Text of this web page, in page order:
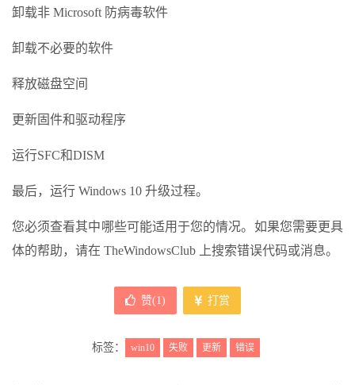
卸载非 Microsoft 防病毒软件
卸载不必要的软件
释放磁盘空间
更新固件和驱动程序
运行SFC和DISM
最后，运行 Windows 10 升级过程。
您必须查看其中哪些可能适用于您的情况。如果您需要更具
体的帮助，请在 TheWindowsClub 上搜索错误代码或消息。
赞(1) 打赏
标签： win10 失败 更新 错误